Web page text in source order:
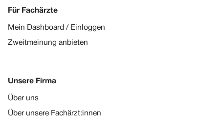
Für Fachärzte
Mein Dashboard / Einloggen
Zweitmeinung anbieten
Unsere Firma
Über uns
Über unsere Fachärzt:innen